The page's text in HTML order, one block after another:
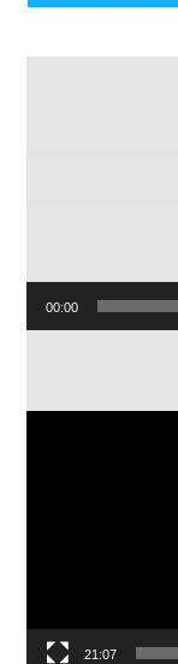
00:00
21:07